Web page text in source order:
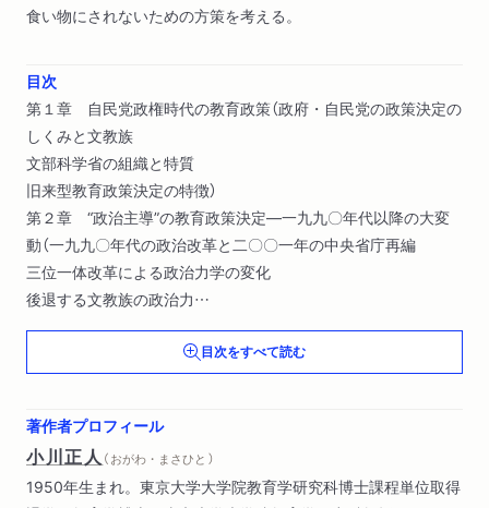
食い物にされないための方策を考える。
目次
第１章 自民党政権時代の教育政策（政府・自民党の政策決定の
しくみと文教族
文部科学省の組織と特質
旧来型教育政策決定の特徴）
第２章 “政治主導”の教育政策決定―一九九〇年代以降の大変
動（一九九〇年代の政治改革と二〇〇一年の中央省庁再編
三位一体改革による政治力学の変化
後退する文教族の政治力
教育振興基本計画の策定過程
政治主導と文部科学省内の変化）
第３章 三位一体改革と義務教育「格差」の拡大（複雑な義務教
三位一体改革と義務教育費国庫負担制度の縮減
三位一体改革後の地方義務教育財政の実態
準要保護家庭への就学援助補助金廃止）
目次をすべて読む
著作者プロフィール
小川正人 （ おがわ・まさひと ）
1950年生まれ。東京大学大学院教育学研究科博士課程単位取得